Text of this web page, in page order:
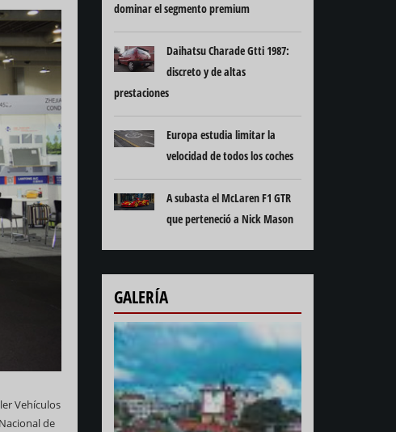
Vehículos
de
dominar el segmento premium
Daihatsu Charade Gtti 1987:
discreto y de altas
prestaciones
Europa estudia limitar la
velocidad de todos los coches
A subasta el McLaren F1 GTR
que perteneció a Nick Mason
GALERÍA